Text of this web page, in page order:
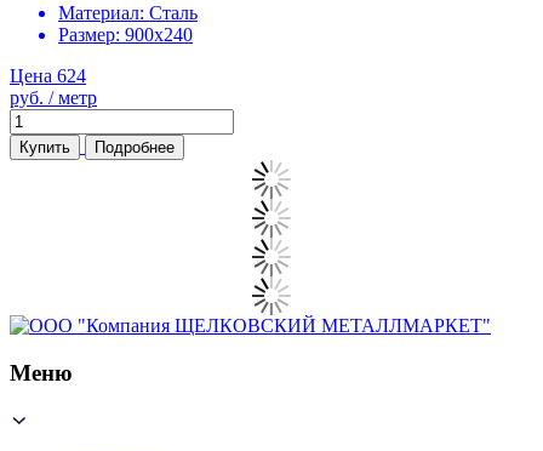
Материал: Сталь
Размер: 900х240
Цена 624
руб. / метр
Купить Подробнее
Меню